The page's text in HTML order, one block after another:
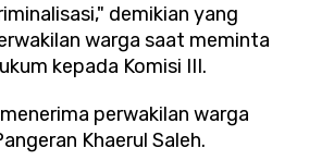
demikian yang
warga saat meminta
kepada Komisi III.
perwakilan warga
Khaerul Saleh.